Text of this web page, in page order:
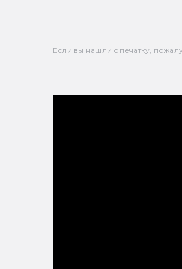
Если вы нашли опечатку,